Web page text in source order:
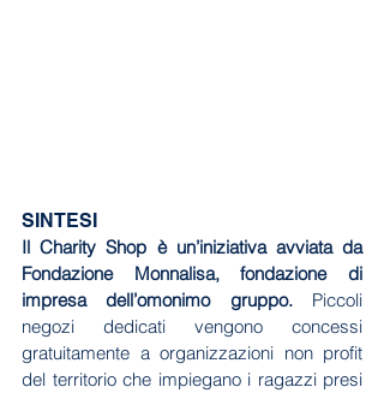
SINTESI
Il Charity Shop è un’iniziativa avviata da
Fondazione Monnalisa, fondazione di
impresa dell’omonimo gruppo. Piccoli
negozi dedicati vengono concessi
gratuitamente a organizzazioni non profit
del territorio che impiegano i ragazzi presi